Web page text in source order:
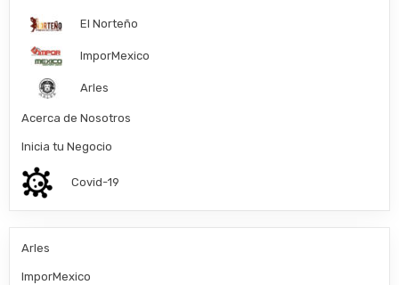
El Norteño
ImporMexico
Arles
Acerca de Nosotros
Inicia tu Negocio
Covid-19
Arles
ImporMexico